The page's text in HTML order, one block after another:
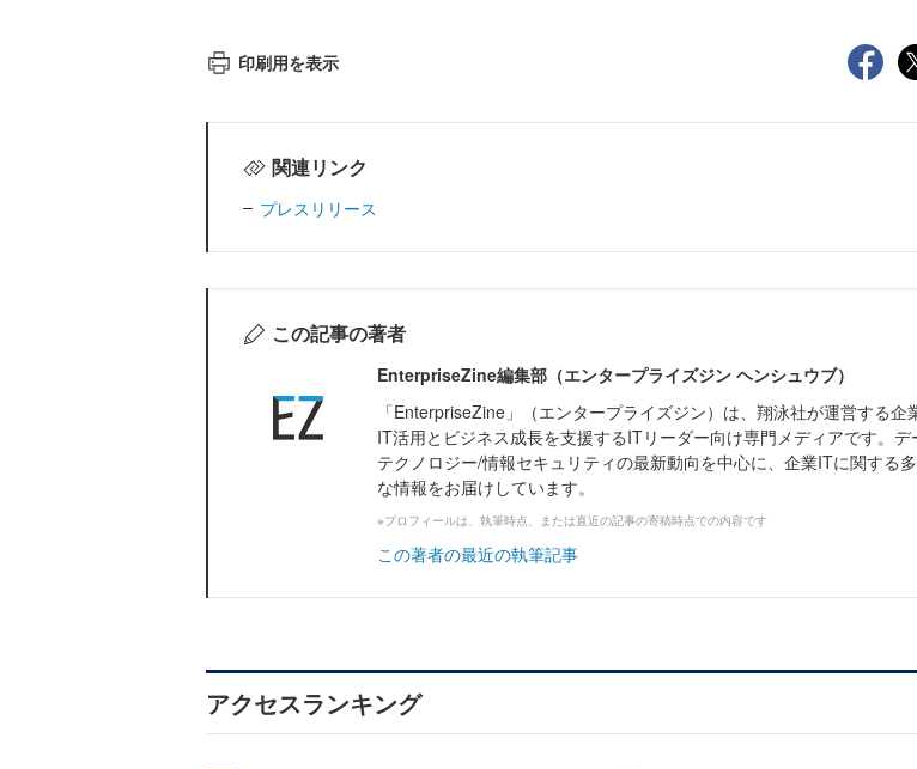
印刷用を表示
関連リンク
プレスリリース
この記事の著者
EnterpriseZine編集部（エンタープライズジン ヘンシュウブ）
「EnterpriseZine」（エンタープライズジン）は、翔泳社が運営する企
IT活用とビジネス成長を支援するITリーダー向け専門メディアです。デ
テクノロジー/情報セキュリティの最新動向を中心に、企業ITに関する
な情報をお届けしています。
※プロフィールは、執筆時点、または直近の記事の寄稿時点での内容です
この著者の最近の執筆記事
アクセスランキング